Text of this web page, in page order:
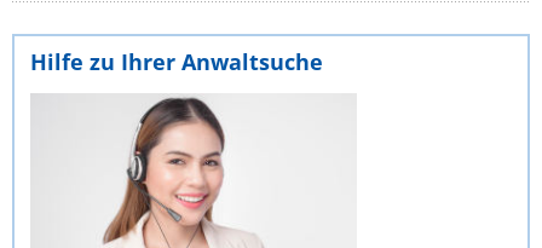
Hilfe zu Ihrer Anwaltsuche